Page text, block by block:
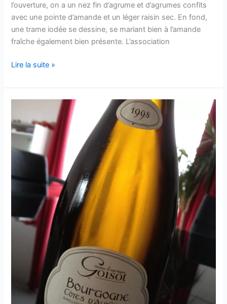
l’ouverture, on a un nez fin d’agrume et d’agrumes confits
avec une pointe d’amande et un léger raisin sec. En fond,
une trame iodée se dessine, se mariant bien à l’amande
fraîche également bien présente. L’association
Bourgogne
d’Auxerre
« Gueules
Loup »
Domaine
–
Lire la suite »